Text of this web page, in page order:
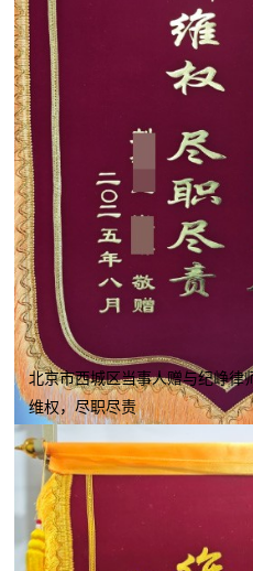
北京市西城区当事人赠与纪峥律
维权，尽职尽责